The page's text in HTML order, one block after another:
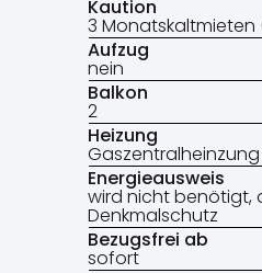
Kaution
3 Monatskaltmieten
Aufzug
nein
Balkon
2
Heizung
Gaszentralheinzung
Energieausweis
wird nicht benötigt,
Denkmalschutz
Bezugsfrei ab
sofort